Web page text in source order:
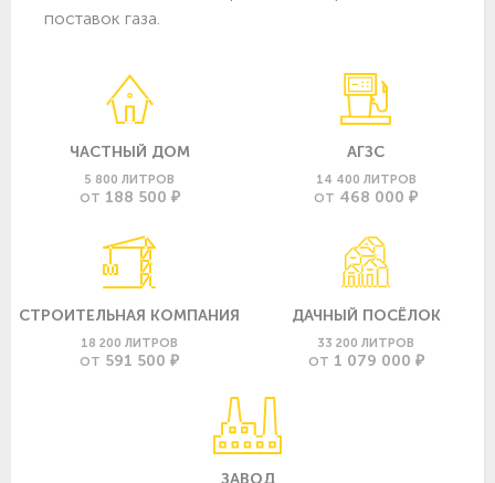
поставок газа.
ЧАСТНЫЙ ДОМ
5 800 ЛИТРОВ
ОТ 188 500 ₽
АГЗС
14 400 ЛИТРОВ
ОТ 468 000 ₽
СТРОИТЕЛЬНАЯ КОМПАНИЯ
18 200 ЛИТРОВ
ОТ 591 500 ₽
ДАЧНЫЙ ПОСЁЛОК
33 200 ЛИТРОВ
ОТ 1 079 000 ₽
ЗАВОД